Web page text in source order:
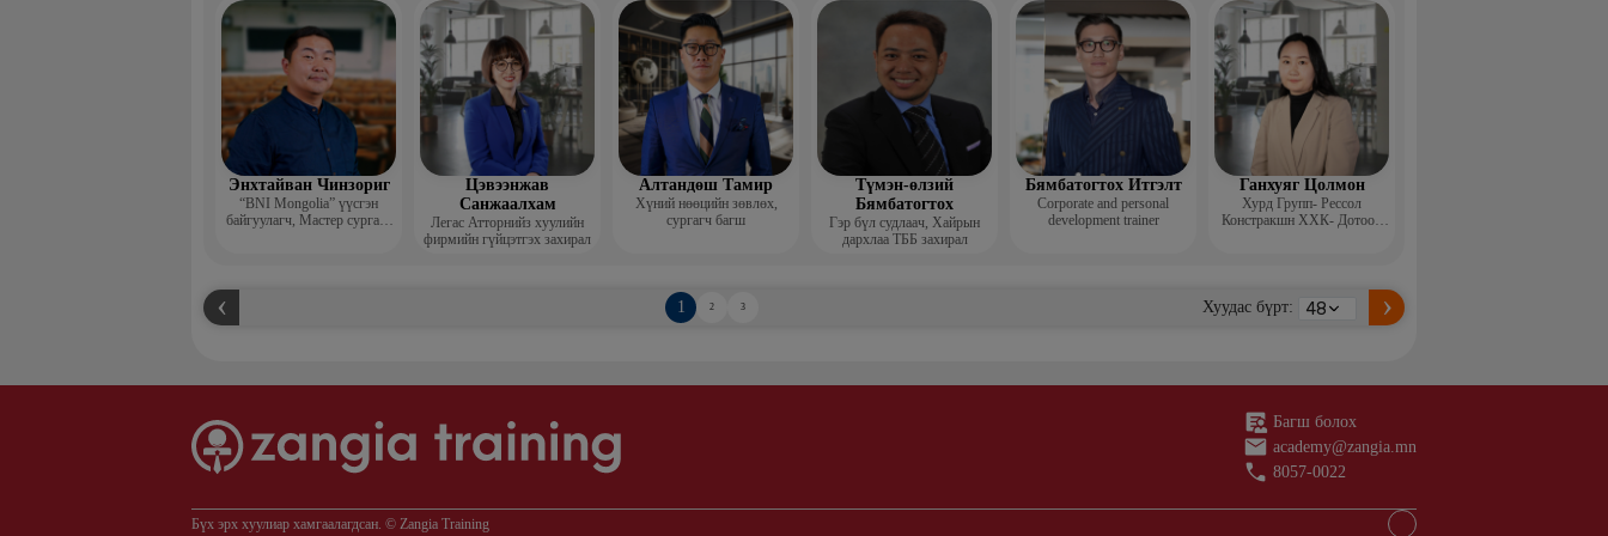
мисс, Топ модель
Энхтайван Чинзориг
“BNI Mongolia” үүсгэн
байгуулагч, Мастер сургагч
Цэвээнжав
Санжаалхам
Легас Атторнийз хуулийн
фирмийн гүйцэтгэх захирал
Алтандөш Тамир
Хүний нөөцийн зөвлөх,
сургагч багш
Түмэн-өлзий
Бямбатогтох
Гэр бүл судлаач, Хайрын
дархлаа ТББ захирал
Бямбатогтох Итгэлт
Corporate and personal
development trainer
Ганхуяг Цолмон
Хурд Групп- Рессол
Констракшн ХХК- Дотоод
1 2 3 Хуудас бүрт:
Багш болох
academy@zangia.mn
8057-0022
Бүх эрх хуулиар хамгаалагдсан. © Zangia Training